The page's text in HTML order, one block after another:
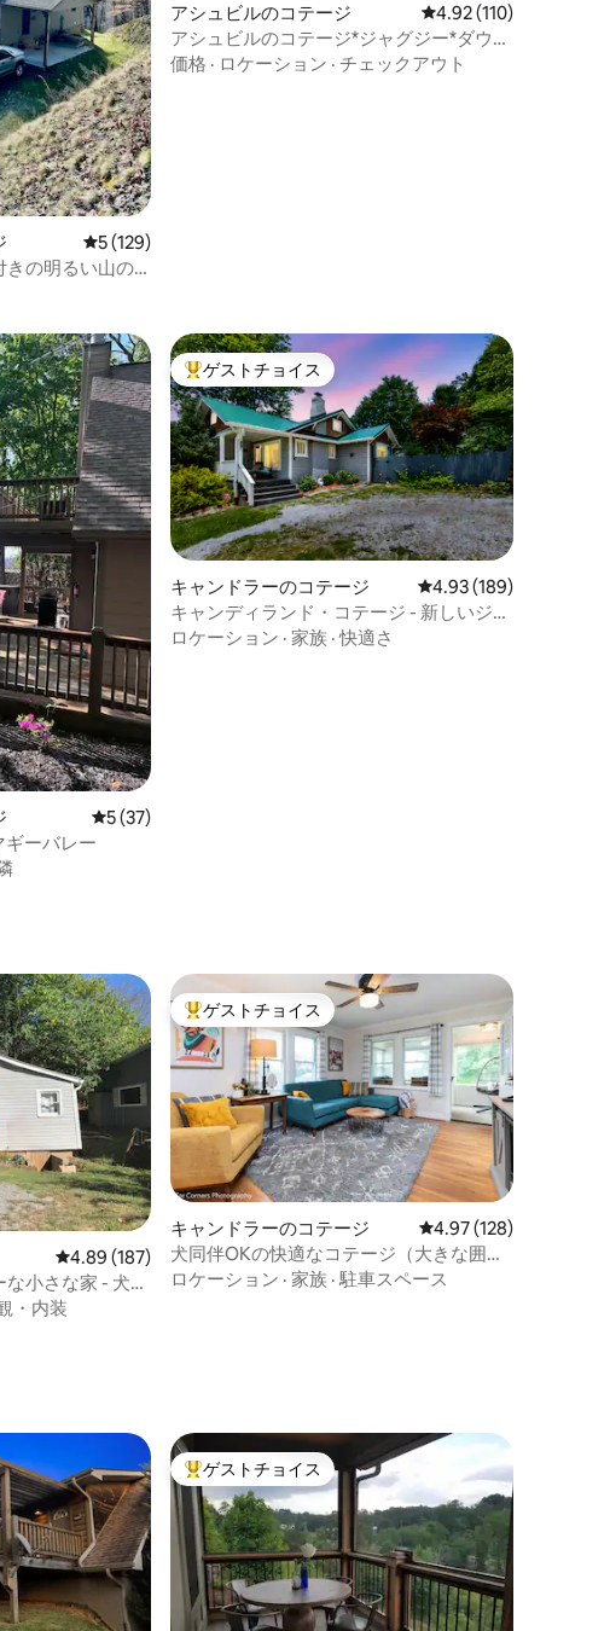
レビュー129件、5つ星中5つ星の平均評価
5 (129)
きの明るい山の
アシュビルのコテージ レビュー110件、5つ
4.92 (110)
アシュビルのコテージ*ジャグジー*ダウン
タウンとビルトモアの近く
価格 · ロケーション · チェックアウト
評価
です。
レビュー37件、5つ星中5つ星の平均評価
5 (37)
ギーバレー
大好評のゲストチョイスです。
ゲストチョイス
キャンドラーのコテージ レビュー189件、5つ
4.93 (189)
キャンディランド・コテージ - 新しいジャ
グジー＆ペット料金なし
ロケーション · 家族 ·快適さ
評価
レビュー187件、5つ星中4.89つ星の平均評価
4.89 (187)
小さな家 - 犬同
・内装
大好評のゲストチョイスです。
ゲストチョイス
キャンドラーのコテージ レビュー128件、5つ
4.97 (128)
犬同伴OKの快適なコテージ（大きな囲い
付き庭付き）
ロケーション · 家族 ·駐車スペース
大好評のゲストチョイスです。
ゲストチョイス